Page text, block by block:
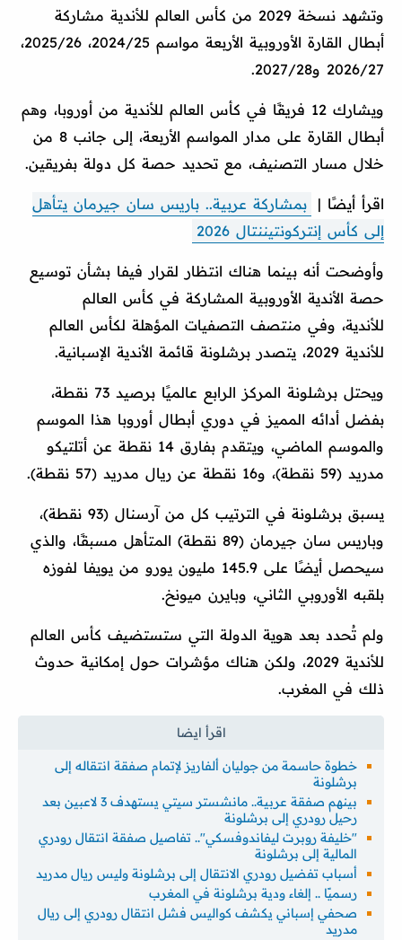
وتشهد نسخة 2029 من كأس العالم للأندية مشاركة
أبطال القارة الأوروبية الأربعة مواسم 2024/25، 2025/26،
2026/27 و2027/28.
ويشارك 12 فريقًا في كأس العالم للأندية من أوروبا، وهم
أبطال القارة على مدار المواسم الأربعة، إلى جانب 8 من
خلال مسار التصنيف، مع تحديد حصة كل دولة بفريقين.
اقرأ أيضًا |
بمشاركة عربية.. باريس سان جيرمان يتأهل
إلى كأس إنتركونتيننتال 2026
وأوضحت أنه بينما هناك انتظار لقرار فيفا بشأن توسيع
حصة الأندية الأوروبية المشاركة في كأس العالم
للأندية، وفي منتصف التصفيات المؤهلة لكأس العالم
للأندية 2029، يتصدر برشلونة قائمة الأندية الإسبانية.
ويحتل برشلونة المركز الرابع عالميًا برصيد 73 نقطة،
بفضل أدائه المميز في دوري أبطال أوروبا هذا الموسم
والموسم الماضي، ويتقدم بفارق 14 نقطة عن أتلتيكو
مدريد (59 نقطة)، و16 نقطة عن ريال مدريد (57 نقطة).
يسبق برشلونة في الترتيب كل من آرسنال (93 نقطة)،
وباريس سان جيرمان (89 نقطة) المتأهل مسبقًا، والذي
سيحصل أيضًا على 145.9 مليون يورو من يويفا لفوزه
بلقبه الأوروبي الثاني، وبايرن ميونخ.
ولم تُحدد بعد هوية الدولة التي ستستضيف كأس العالم
للأندية 2029، ولكن هناك مؤشرات حول إمكانية حدوث
ذلك في المغرب.
خطوة حاسمة من جوليان ألفاريز لإتمام صفقة انتقاله إلى
برشلونة
بينهم صفقة عربية.. مانشستر سيتي يستهدف 3 لاعبين بعد
رحيل رودري إلى برشلونة
"خليفة روبرت ليفاندوفسكي".. تفاصيل صفقة انتقال رودري
المالية إلى برشلونة
أسباب تفضيل رودري الانتقال إلى برشلونة وليس ريال مدريد
رسميًا .. إلغاء ودية برشلونة في المغرب
صحفي إسباني يكشف كواليس فشل انتقال رودري إلى ريال
مدريد